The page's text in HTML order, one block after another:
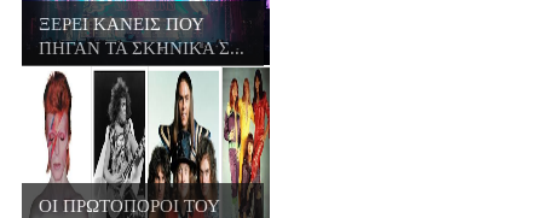
ΞΕΡΕΙ ΚΑΝΕΙΣ ΠΟΥ
ΠΗΓΑΝ ΤΑ ΣΚΗΝΙΚΑ Σ...
ΟΙ ΠΡΩΤΟΠΟΡΟΙ ΤΟΥ